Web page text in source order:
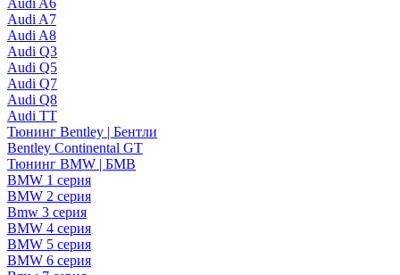
Audi A6
Audi A7
Audi A8
Audi Q3
Audi Q5
Audi Q7
Audi Q8
Audi TT
Тюнинг Bentley | Бентли
Bentley Continental GT
Тюнинг BMW | БМВ
BMW 1 серия
BMW 2 серия
Bmw 3 серия
BMW 4 серия
BMW 5 серия
BMW 6 серия